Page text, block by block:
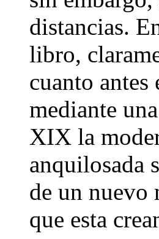
distancias.
libro,
cuanto
mediante
XIX la
anquilosada
de un nuevo
que esta